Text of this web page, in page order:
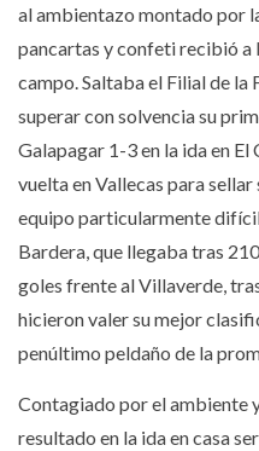
al ambientazo montado por
pancartas y confeti recibió a
campo. Saltaba el Filial de la
superar con solvencia su
Galapagar 1-3 en la ida en
vuelta en Vallecas para
equipo particularmente
Bardera, que llegaba tras
goles frente al Villaverde,
hicieron valer su mejor
penúltimo peldaño de la
Contagiado por el ambiente
resultado en la ida en casa